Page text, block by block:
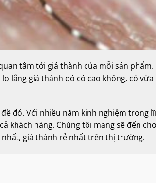
tâm tới giá thành của mỗi sản phẩm.
lắng giá thành đó có cao không, có
đó. Với nhiều năm kinh nghiệm trong
khách hàng. Chúng tôi mang sẽ đến
giá thành rẻ nhất trên thị trường.